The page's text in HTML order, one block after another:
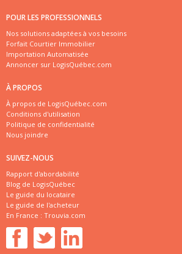
POUR LES PROFESSIONNELS
Nos solutions adaptées à vos besoins
Forfait Courtier Immobilier
Importation Automatisée
Annoncer sur LogisQuébec.com
À PROPOS
À propos de LogisQuébec.com
Conditions d'utilisation
Politique de confidentialité
Nous joindre
SUIVEZ-NOUS
Rapport d'abordabilité
Blog de LogisQuébec
Le guide du locataire
Le guide de l'acheteur
En France : Trouvia.com